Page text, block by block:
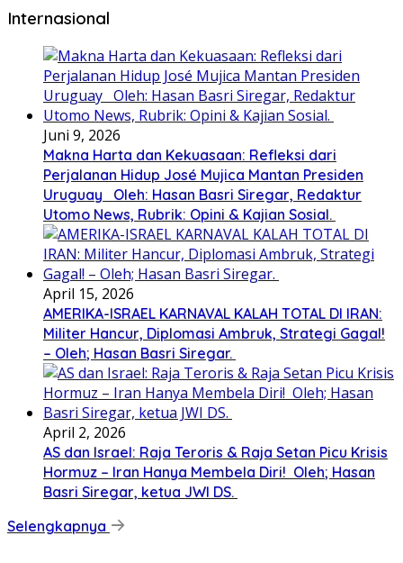
Internasional
Juni 9, 2026
Makna Harta dan Kekuasaan: Refleksi dari
Perjalanan Hidup José Mujica Mantan Presiden
Uruguay Oleh: Hasan Basri Siregar, Redaktur
Utomo News, Rubrik: Opini & Kajian Sosial.
April 15, 2026
AMERIKA-ISRAEL KARNAVAL KALAH TOTAL DI IRAN:
Militer Hancur, Diplomasi Ambruk, Strategi Gagal!
– Oleh; Hasan Basri Siregar.
April 2, 2026
AS dan Israel: Raja Teroris & Raja Setan Picu Krisis
Hormuz – Iran Hanya Membela Diri! Oleh; Hasan
Basri Siregar, ketua JWI DS.
Selengkapnya